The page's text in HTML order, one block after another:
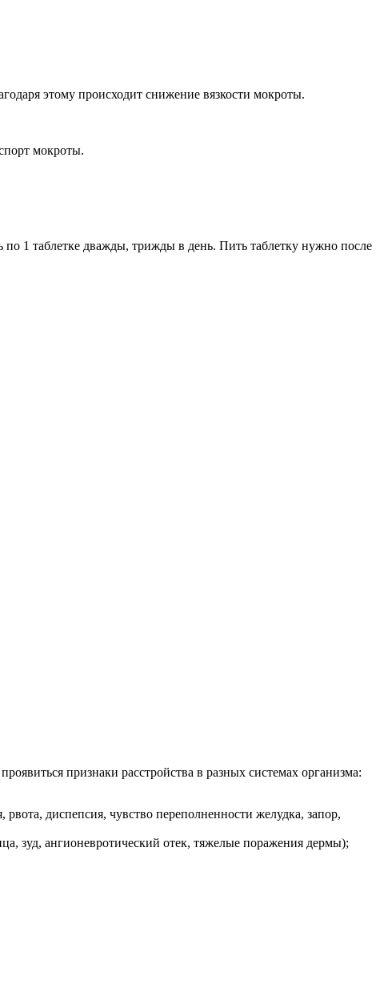
этому происходит снижение вязкости мокроты.
мокроты.
1 таблетке дважды, трижды в день. Пить таблетку нужно после
признаки расстройства в разных системах организма:
диспепсия, чувство переполненности желудка, запор,
зуд, ангионевротический отек, тяжелые поражения дермы);